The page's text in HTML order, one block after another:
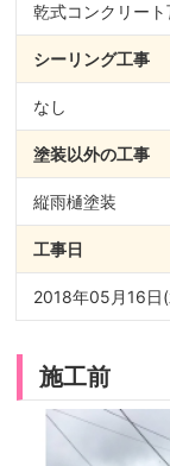
乾式コンクリー
シーリング工事
なし
塗装以外の工事
縦雨樋塗装
工事日
2018年05月16日
施工前